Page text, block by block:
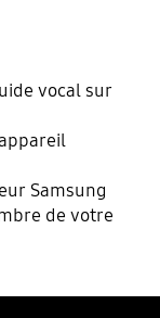
vocal sur
Samsung
de votre